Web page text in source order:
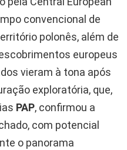
convencional de
polonês, além de
europeus
vieram à tona após
exploratória, que,
PAP, confirmou a
com potencial
o panorama